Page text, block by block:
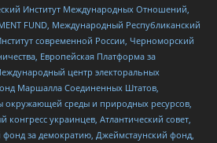
Институт Международных Отношений,
FUND, Международный Республиканский
современной России, Черноморский
Европейская Платформа за
центр электоральных
Маршалла Соединенных Штатов,
окружающей среды и природных ресурсов,
украинцев, Атлантический совет,
фонд за демократию, Джеймстаунский фонд,